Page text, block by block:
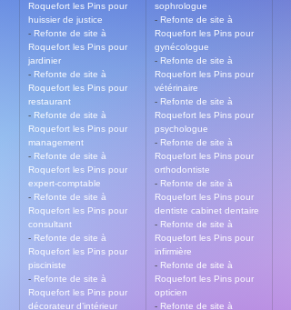
Roquefort les Pins pour
huissier de justice
- Refonte de site à
Roquefort les Pins pour
jardinier
- Refonte de site à
Roquefort les Pins pour
restaurant
- Refonte de site à
Roquefort les Pins pour
management
- Refonte de site à
Roquefort les Pins pour
expert-comptable
- Refonte de site à
Roquefort les Pins pour
consultant
- Refonte de site à
Roquefort les Pins pour
pisciniste
- Refonte de site à
Roquefort les Pins pour
décorateur d’intérieur
sophrologue
- Refonte de site à
Roquefort les Pins pour
gynécologue
- Refonte de site à
Roquefort les Pins pour
vétérinaire
- Refonte de site à
Roquefort les Pins pour
psychologue
- Refonte de site à
Roquefort les Pins pour
orthodontiste
- Refonte de site à
Roquefort les Pins pour
dentiste cabinet dentaire
- Refonte de site à
Roquefort les Pins pour
infirmière
- Refonte de site à
Roquefort les Pins pour
opticien
- Refonte de site à